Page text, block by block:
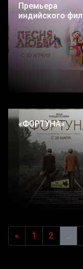
Премьера
индийского
«Песня любви»
«ФОРТУНА»
« 1 2 ...